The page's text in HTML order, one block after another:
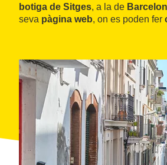
botiga de Sitges, a la de
seva pàgina web, on es poden fer